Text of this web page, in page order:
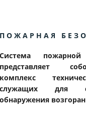
ПОЖАРНАЯ
Система пожарной
представляет
комплекс
служащих для
обнаружения